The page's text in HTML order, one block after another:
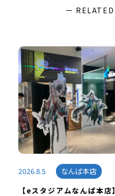
ー
2026.8.5
なんば本店
【eスタジアムなんば本